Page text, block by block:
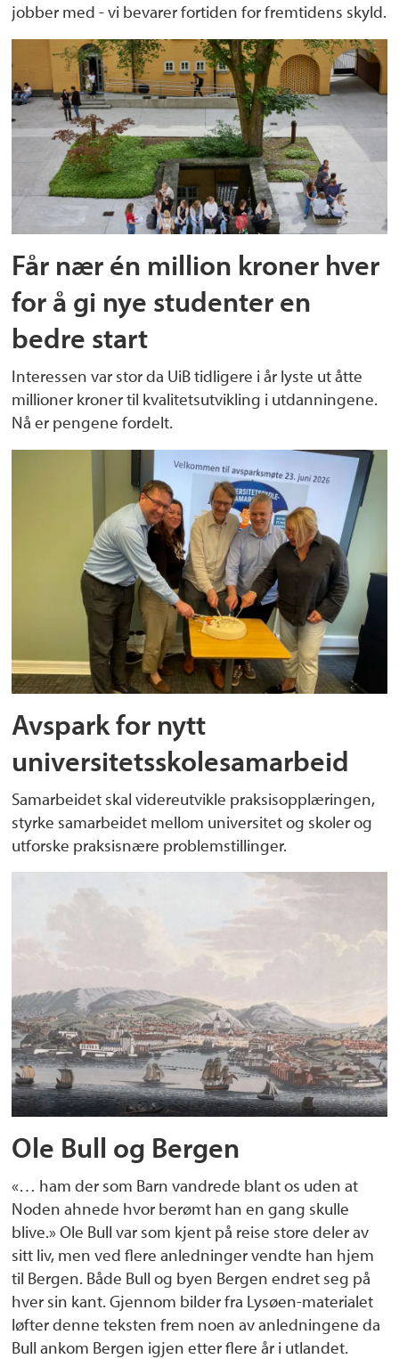
jobber med - vi bevarer fortiden for fremtidens skyld.
Får nær én million kroner hver
for å gi nye studenter en
bedre start
Interessen var stor da UiB tidligere i år lyste ut åtte
millioner kroner til kvalitetsutvikling i utdanningene.
Nå er pengene fordelt.
Avspark for nytt
universitetsskolesamarbeid
Samarbeidet skal videreutvikle praksisopplæringen,
styrke samarbeidet mellom universitet og skoler og
utforske praksisnære problemstillinger.
Ole Bull og Bergen
«… ham der som Barn vandrede blant os uden at
Noden ahnede hvor berømt han en gang skulle
blive.» Ole Bull var som kjent på reise store deler av
sitt liv, men ved flere anledninger vendte han hjem
til Bergen. Både Bull og byen Bergen endret seg på
hver sin kant. Gjennom bilder fra Lysøen-materialet
løfter denne teksten frem noen av anledningene da
Bull ankom Bergen igjen etter flere år i utlandet.